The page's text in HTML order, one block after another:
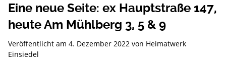
Eine neue Seite: ex Hauptstraße 147,
heute Am Mühlberg 3, 5 & 9
Veröffentlicht am 4. Dezember 2022 von Heimatwerk
Einsiedel